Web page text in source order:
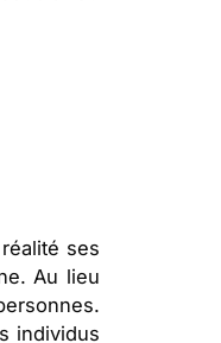
ses
Au lieu
individus